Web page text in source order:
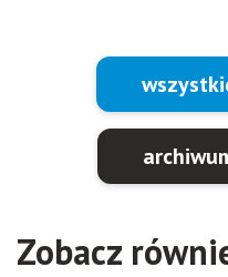
Zobacz